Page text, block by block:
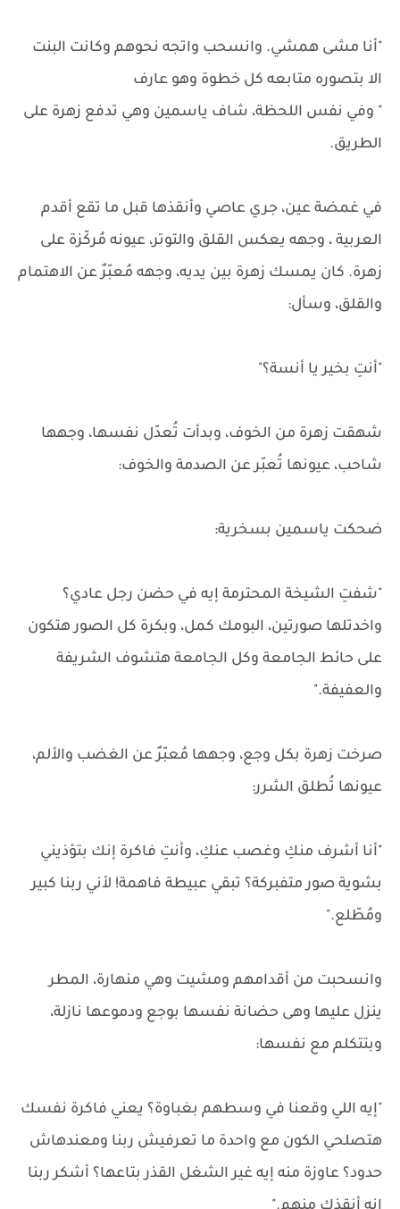
"أنا مشى همشي. وانسحب واتجه نحوهم وكانت البنت
الا بتصوره متابعه كل خطوة وهو عارف
" وفي نفس اللحظة، شاف ياسمين وهي تدفع زهرة على
الطريق.
في غمضة عين، جري عاصي وأنقذها قبل ما تقع أقدم
العربية ، وجهه يعكس القلق والتوتر، عيونه مُركّزة على
زهرة. كان يمسك زهرة بين يديه، وجهه مُعبّرٌ عن الاهتمام
والقلق، وسأل:
"أنتِ بخير يا أنسة؟"
شهقت زهرة من الخوف، وبدأت تُعدّل نفسها، وجهها
شاحب، عيونها تُعبّر عن الصدمة والخوف:
ضحكت ياسمين بسخرية:
"شفتِ الشيخة المحترمة إيه في حضن رجل عادي؟
واخدتلها صورتين، البومك كمل، وبكرة كل الصور هتكون
على حائط الجامعة وكل الجامعة هتشوف الشريفة
والعفيفة."
صرخت زهرة بكل وجع، وجهها مُعبّرٌ عن الغضب والألم،
عيونها تُطلق الشرر:
"أنا أشرف منكِ وغصب عنكِ، وأنتِ فاكرة إنك بتؤذيني
بشوية صور متفبركة؟ تبقي عبيطة فاهمة! لأني ربنا كبير
ومُطّلع."
وانسحبت من أقدامهم ومشيت وهي منهارة، المطر
ينزل عليها وهى حضانة نفسها بوجع ودموعها نازلة،
وبتتكلم مع نفسها:
"إيه اللي وقعنا في وسطهم بغباوة؟ يعني فاكرة نفسك
هتصلحي الكون مع واحدة ما تعرفيش ربنا ومعندهاش
حدود؟ عاوزة منه إيه غير الشغل القذر بتاعها؟ أشكر ربنا